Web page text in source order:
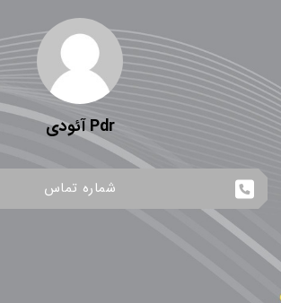
Pdr آئودی
شماره تماس